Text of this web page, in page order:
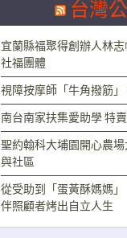
台灣
宜蘭縣福聚得創辦人林
社福團體
視障按摩師「牛角撥筋
南台南家扶集愛助學 特
聖約翰科大埔園開心農
與社區
從受助到「蛋黃酥媽媽
伴照顧者烤出自立人生